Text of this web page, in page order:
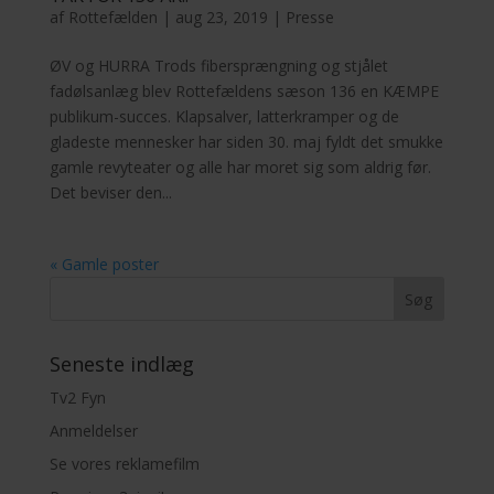
af Rottefælden | aug 23, 2019 | Presse
ØV og HURRA Trods fibersprængning og stjålet
fadølsanlæg blev Rottefældens sæson 136 en KÆMPE
publikum-succes. Klapsalver, latterkramper og de
gladeste mennesker har siden 30. maj fyldt det smukke
gamle revyteater og alle har moret sig som aldrig før.
Det beviser den...
« Gamle poster
Seneste indlæg
Tv2 Fyn
Anmeldelser
Se vores reklamefilm